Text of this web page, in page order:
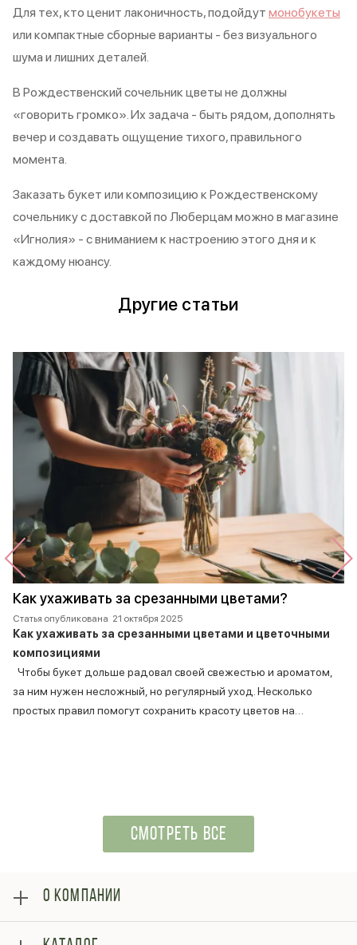
Для тех, кто ценит лаконичность, подойдут монобукеты
или компактные сборные варианты - без визуального
шума и лишних деталей.
В Рождественский сочельник цветы не должны
«говорить громко». Их задача - быть рядом, дополнять
вечер и создавать ощущение тихого, правильного
момента.
Заказать букет или композицию к Рождественскому
сочельнику с доставкой по Люберцам можно в магазине
«Игнолия» - с вниманием к настроению этого дня и к
каждому нюансу.
Другие статьи
Как ухаживать за срезанными цветами?
Статья опубликована 21 октября 2025
Как ухаживать за срезанными цветами и цветочными
композициями
Чтобы букет дольше радовал своей свежестью и ароматом,
за ним нужен несложный, но регулярный уход. Несколько
простых правил помогут сохранить красоту цветов на…
СМОТРЕТЬ ВСЕ
О КОМПАНИИ